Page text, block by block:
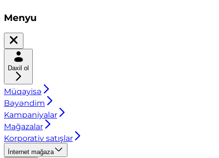
Menyu
Daxil ol
Müqayisə
Bəyəndim
Kampaniyalar
Mağazalar
Korporativ satışlar
İnternet mağaza